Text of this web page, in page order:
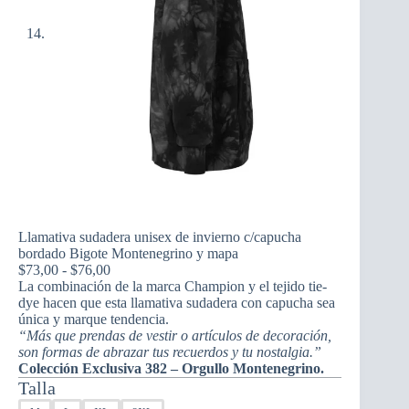
Llamativa sudadera unisex de invierno c/capucha
bordado Bigote Montenegrino y mapa
$73,00 - $76,00Rango
de
precios:
desde
$73,00
hasta
$76,00
La combinación de la marca Champion y el tejido tie-
dye hacen que esta llamativa sudadera con capucha sea
única y marque tendencia.
“Más que prendas de vestir o artículos de decoración,
son formas de abrazar tus recuerdos y tu nostalgia.”
Colección Exclusiva 382 – Orgullo Montenegrino.
Talla